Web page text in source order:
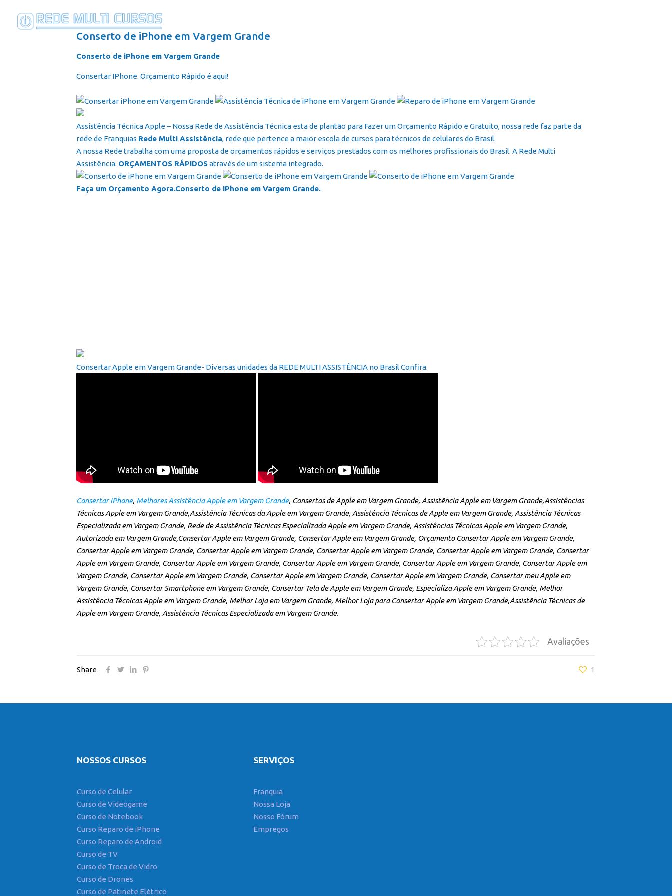
Conserto de iPhone em Vargem Grande
Conserto de iPhone em Vargem Grande
Consertar IPhone. Orçamento Rápido é aqui!
Assistência Técnica Apple – Nossa Rede de Assistência Técnica esta de plantão para Fazer um Orçamento Rápido e Gratuito, nossa rede faz parte da
rede de Franquias Rede Multi Assistência, rede que pertence a maior escola de cursos para técnicos de celulares do Brasil.
A nossa Rede trabalha com uma proposta de orçamentos rápidos e serviços prestados com os melhores profissionais do Brasil. A Rede Multi
Assistência. ORÇAMENTOS RÁPIDOSatravés de um sistema integrado.
Faça um Orçamento Agora.Conserto de iPhone em Vargem Grande.
Consertar Apple em Vargem Grande- Diversas unidades da REDE MULTI ASSISTÊNCIA no Brasil Confira.
Consertar iPhone, Melhores Assistência Apple em Vargem Grande, Consertos de Apple em Vargem Grande, Assistência Apple em Vargem Grande,Assistências
Técnicas Apple em Vargem Grande,Assistência Técnicas da Apple em Vargem Grande, Assistência Técnicas de Apple em Vargem Grande, Assistência Técnicas
Especializada em Vargem Grande, Rede de Assistência Técnicas Especializada Apple em Vargem Grande, Assistências Técnicas Apple em Vargem Grande,
Autorizada em Vargem Grande,Consertar Apple em Vargem Grande, Consertar Apple em Vargem Grande, Orçamento Consertar Apple em Vargem Grande,
Consertar Apple em Vargem Grande, Consertar Apple em Vargem Grande, Consertar Apple em Vargem Grande, Consertar Apple em Vargem Grande, Consertar
Apple em Vargem Grande, Consertar Apple em Vargem Grande, Consertar Apple em Vargem Grande, Consertar Apple em Vargem Grande, Consertar Apple em
Vargem Grande, Consertar Apple em Vargem Grande, Consertar Apple em Vargem Grande, Consertar Apple em Vargem Grande, Consertar meu Apple em
Vargem Grande, Consertar Smartphone em Vargem Grande, Consertar Tela de Apple em Vargem Grande, Especializa Apple em Vargem Grande, Melhor
Assistência Técnicas Apple em Vargem Grande, Melhor Loja em Vargem Grande, Melhor Loja para Consertar Apple em Vargem Grande,Assistência Técnicas de
Apple em Vargem Grande, Assistência Técnicas Especializada em Vargem Grande.
Avaliações
Share 1
NOSSOS CURSOS
Curso de Celular
Curso de Videogame
Curso de Notebook
Curso Reparo de iPhone
Curso Reparo de Android
Curso de TV
Curso de Troca de Vidro
Curso de Drones
Curso de Patinete Elétrico
SERVIÇOS
Franquia
Nossa Loja
Nosso Fórum
Empregos